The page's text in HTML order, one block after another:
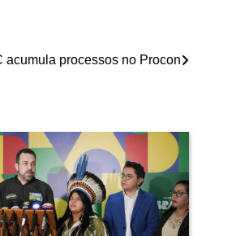
acumula processos no Procon